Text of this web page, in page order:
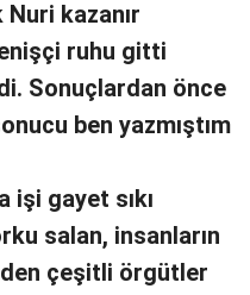
Nuri kazanır
ruhu gitti
Sonuçlardan önce
ben yazmıştım
işi gayet sıkı
salan, insanların
çeşitli örgütler